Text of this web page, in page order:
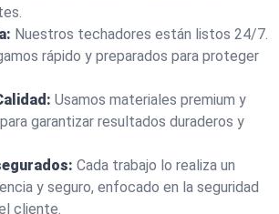
Nuestros techadores están listos 24/7.
rápido y preparados para proteger
Usamos materiales premium y
garantizar resultados duraderos y
Cada trabajo lo realiza un
y seguro, enfocado en la seguridad
cliente.